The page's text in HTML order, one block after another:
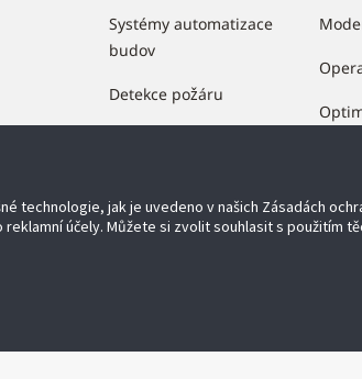
Systémy automatizace
budov
Detekce požáru
OpenBlue
vyhrazena
technologie, jak je uvedeno v našich Zásadách
účely. Můžete si zvolit souhlasit s použitím